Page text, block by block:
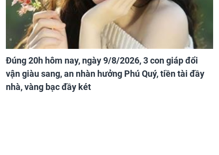
Đúng 20h hôm nay, ngày 9/8/2026, 3 con giáp đổi
vận giàu sang, an nhàn hưởng Phú Quý, tiền tài đầy
nhà, vàng bạc đầy két